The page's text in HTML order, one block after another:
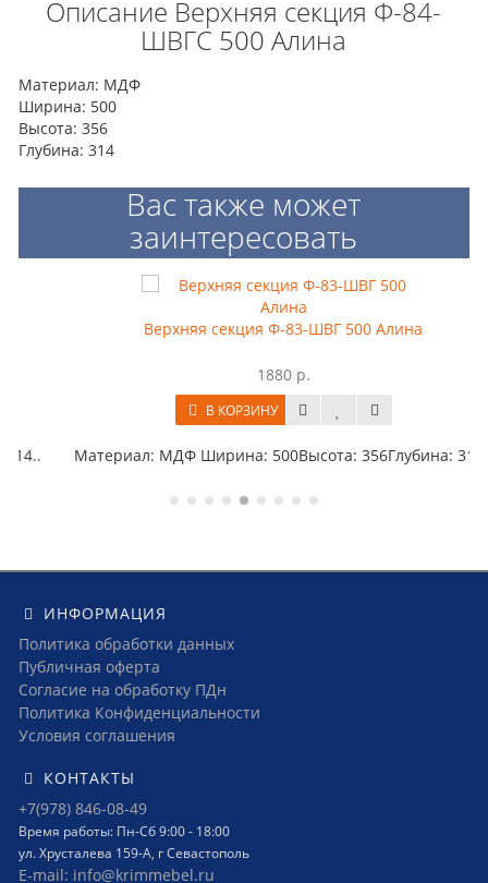
Описание Верхняя секция Ф-84-
ШВГС 500 Алина
Материал: МДФ
Ширина: 500
Высота: 356
Глубина: 314
Вас также может
заинтересовать
Верхняя секция Ф-83-ШВГ 500 Алина
1880 р.
В КОРЗИНУ
Материал: МДФ Ширина: 500Высота: 356Глубина: 314..
ИНФОРМАЦИЯ
Политика обработки данных
Публичная оферта
Согласие на обработку ПДн
Политика Конфиденциальности
Условия соглашения
КОНТАКТЫ
+7(978) 846-08-49
Время работы: Пн-Сб 9:00 - 18:00
ул. Хрусталева 159-А, г Севастополь
E-mail: info@krimmebel.ru